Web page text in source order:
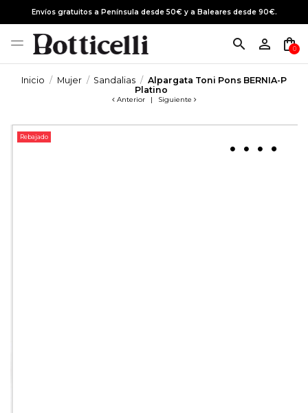
Envíos gratuitos a Península desde 50€ y a Baleares desde 90€.
search person_outline shopping_bag
0
Inicio Mujer Sandalias
Alpargata Toni Pons BERNIA-P
Platino
Anterior | Siguiente
Rebajado